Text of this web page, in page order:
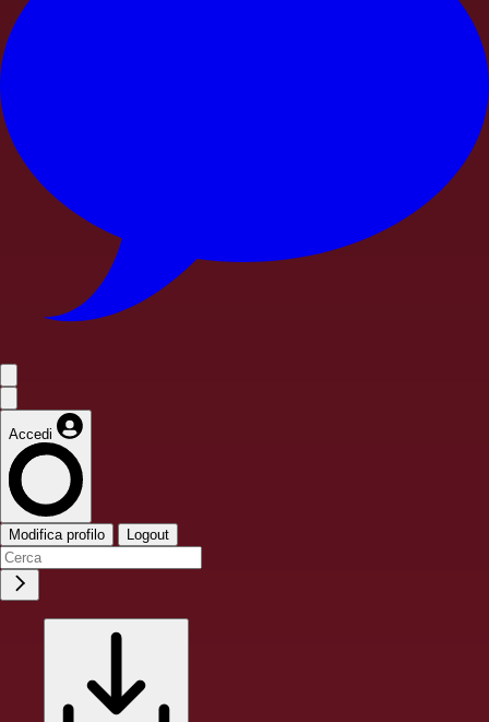
Accedi
Modifica profilo Logout